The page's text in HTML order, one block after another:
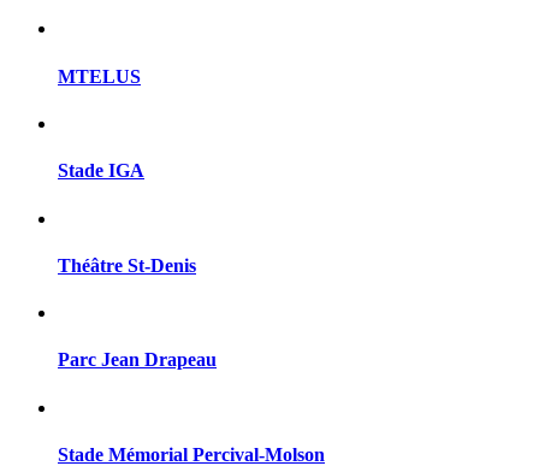
MTELUS
Stade IGA
Théâtre St-Denis
Parc Jean Drapeau
Stade Mémorial Percival-Molson